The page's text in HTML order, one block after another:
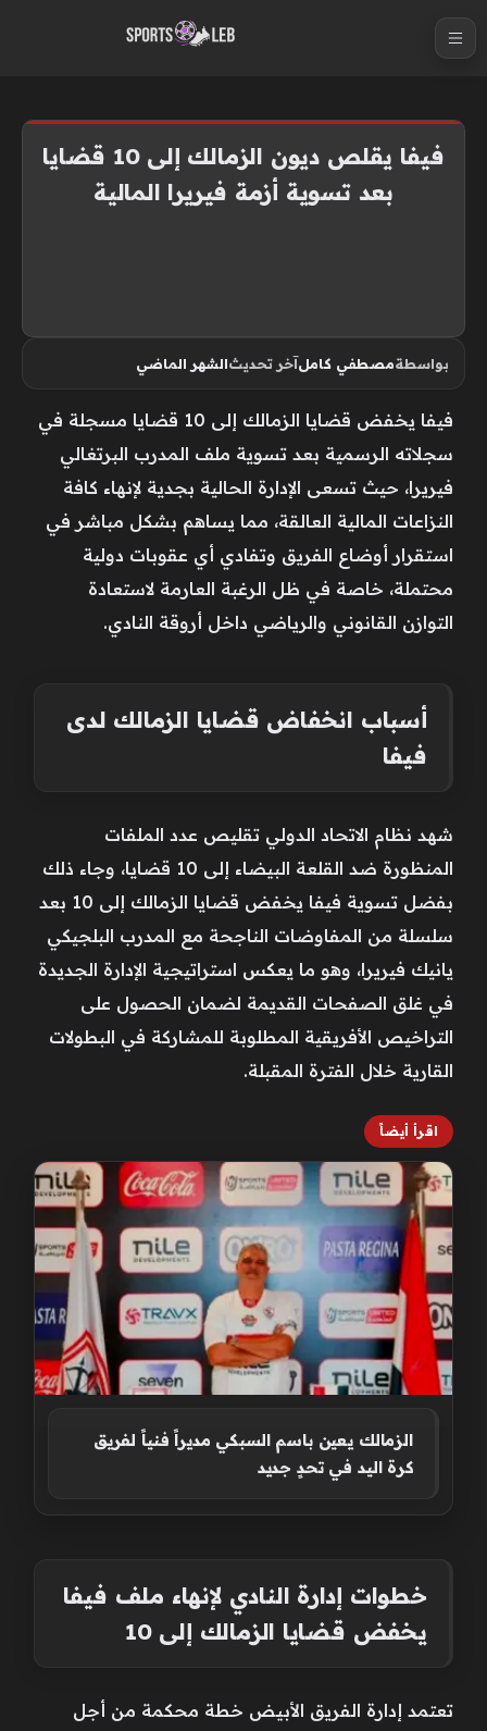
فيفا يقلص ديون الزمالك إلى 10 قضايا
بعد تسوية أزمة فيريرا المالية
بواسطةمصطفي كاملآخر تحديثالشهر الماضي
فيفا يخفض قضايا الزمالك إلى 10 قضايا مسجلة في
سجلاته الرسمية بعد تسوية ملف المدرب البرتغالي
فيريرا، حيث تسعى الإدارة الحالية بجدية لإنهاء كافة
النزاعات المالية العالقة، مما يساهم بشكل مباشر في
استقرار أوضاع الفريق وتفادي أي عقوبات دولية
محتملة، خاصة في ظل الرغبة العارمة لاستعادة
التوازن القانوني والرياضي داخل أروقة النادي.
أسباب انخفاض قضايا الزمالك لدى
فيفا
شهد نظام الاتحاد الدولي تقليص عدد الملفات
المنظورة ضد القلعة البيضاء إلى 10 قضايا، وجاء ذلك
بفضل تسوية فيفا يخفض قضايا الزمالك إلى 10 بعد
سلسلة من المفاوضات الناجحة مع المدرب البلجيكي
يانيك فيريرا، وهو ما يعكس استراتيجية الإدارة الجديدة
في غلق الصفحات القديمة لضمان الحصول على
التراخيص الأفريقية المطلوبة للمشاركة في البطولات
القارية خلال الفترة المقبلة.
اقرأ أيضاً
الزمالك يعين باسم السبكي مديراً فنياً لفريق
كرة اليد في تحدٍ جديد
خطوات إدارة النادي لإنهاء ملف فيفا
يخفض قضايا الزمالك إلى 10
تعتمد إدارة الفريق الأبيض خطة محكمة من أجل